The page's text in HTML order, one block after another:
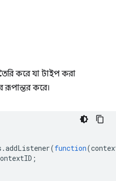
করে যা টাইপ করা
করে।
.addListener(function(
;